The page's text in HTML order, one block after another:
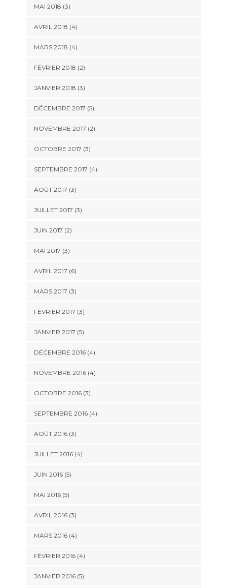
MAI 2018 (3)
AVRIL 2018 (4)
MARS 2018 (4)
FÉVRIER 2018 (2)
JANVIER 2018 (3)
DÉCEMBRE 2017 (5)
NOVEMBRE 2017 (2)
OCTOBRE 2017 (3)
SEPTEMBRE 2017 (4)
AOÛT 2017 (3)
JUILLET 2017 (3)
JUIN 2017 (2)
MAI 2017 (3)
AVRIL 2017 (6)
MARS 2017 (3)
FÉVRIER 2017 (3)
JANVIER 2017 (5)
DÉCEMBRE 2016(4)
NOVEMBRE 2016(4)
OCTOBRE 2016(3)
SEPTEMBRE 2016(4)
AOÛT 2016(3)
JUILLET 2016(4)
JUIN 2016(5)
MAI 2016(5)
AVRIL 2016(3)
MARS 2016(4)
FÉVRIER 2016(4)
JANVIER 2016(5)